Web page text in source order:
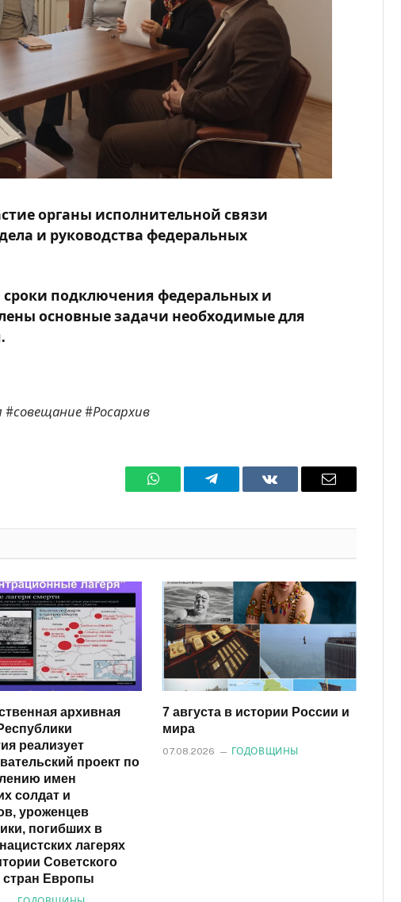
органы исполнительной связи
и руководства федеральных
подключения федеральных и
основные задачи необходимые для
#Росархив
WhatsAppТелеграммВКонтактеЭлектронная
архивная
реализует
проект по
имен
солдат и
уроженцев
погибших в
лагерях
Советского
Европы
7 августа в истории России и
мира
07.08.2026 ГОДОВЩИНЫ